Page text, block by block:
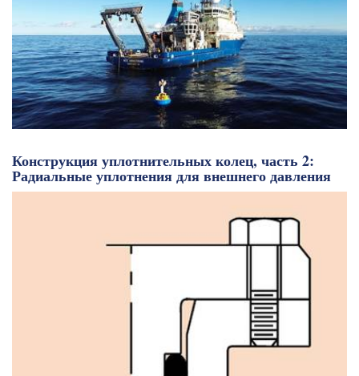
Конструкция уплотнительных колец, часть 2:
Радиальные уплотнения для внешнего давления